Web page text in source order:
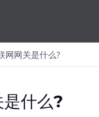
网网关是什么?
什么?